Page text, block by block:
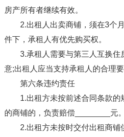
房产所有者继续有效。
2.出租人出卖商铺，须在3个
件下，承租人有优先购买权。
3.承租人需要与第三人互换住
意;出租人应当支持承租人的合理要
第六条违约责任
1.出租方未按前述合同条款
的商铺的，负责赔偿________元。
2.出租方未按时交付出租商